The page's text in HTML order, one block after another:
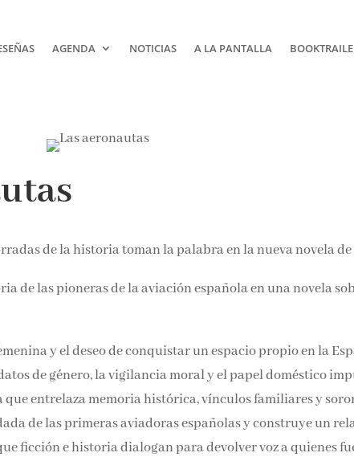
AGENDA NOTICIAS A LA PANTALLA
de la historia toman la palabra en la nueva novela de
de las pioneras de la aviación española en una novela
y el deseo de conquistar un espacio propio en la
de género, la vigilancia moral y el papel doméstico
que entrelaza memoria histórica, vínculos familiares y
de las primeras aviadoras españolas y construye un
ficción e historia dialogan para devolver voz a quienes